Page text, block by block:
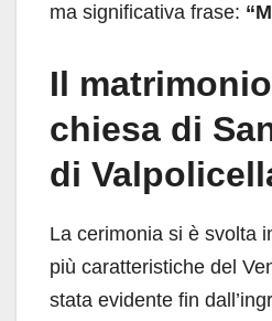
ma significativa frase:
Il
chiesa di
di
La cerimonia si è svolta
più caratteristiche del
stata evidente fin